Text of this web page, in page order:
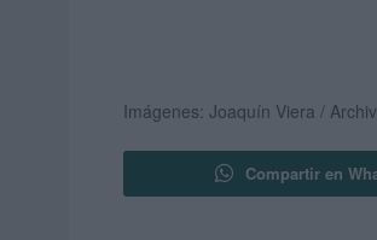
Imágenes: Joaquín Viera /
Compartir en